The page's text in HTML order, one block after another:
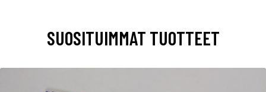
SUOSITUIMMAT TUOTTEET